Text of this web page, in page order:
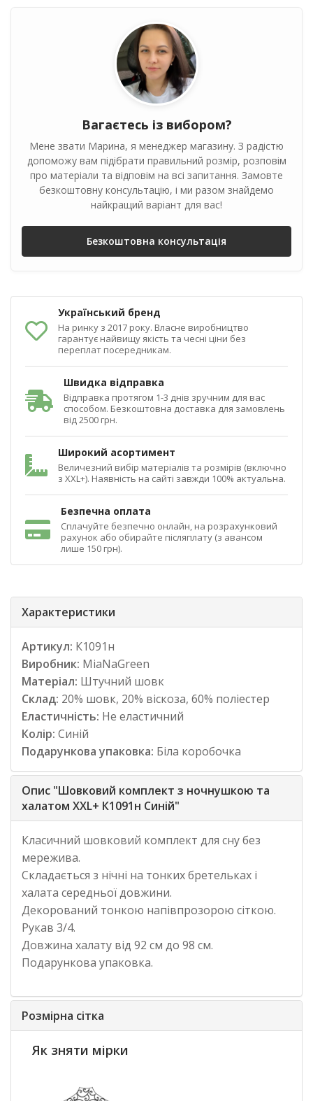
Вагаєтесь із вибором?
Мене звати Марина, я менеджер магазину. З радістю
допоможу вам підібрати правильний розмір, розповім
про матеріали та відповім на всі запитання. Замовте
безкоштовну консультацію, і ми разом знайдемо
найкращий варіант для вас!
Безкоштовна консультація
Український бренд
На ринку з 2017 року. Власне виробництво
гарантує найвищу якість та чесні ціни без
переплат посередникам.
Швидка відправка
Відправка протягом 1-3 днів зручним для вас
способом. Безкоштовна доставка для замовлень
від 2500 грн.
Широкий асортимент
Величезний вибір матеріалів та розмірів (включно
з XXL+). Наявність на сайті завжди 100% актуальна.
Безпечна оплата
Сплачуйте безпечно онлайн, на розрахунковий
рахунок або обирайте післяплату (з авансом
лише 150 грн).
Характеристики
Артикул: К1091н
Виробник: MiaNaGreen
Матеріал: Штучний шовк
Склад: 20% шовк, 20% віскоза, 60% поліестер
Еластичність: Не еластичний
Колір: Синій
Подарункова упаковка: Біла коробочка
Опис "Шовковий комплект з ночнушкою та
халатом XXL+ К1091н Синій"
Класичний шовковий комплект для сну без
мережива.
Складається з нічні на тонких бретельках і
халата середньої довжини.
Декорований тонкою напівпрозорою сіткою.
Рукав 3/4.
Довжина халату від 92 см до 98 см.
Подарункова упаковка.
Розмірна сітка
Як зняти мірки